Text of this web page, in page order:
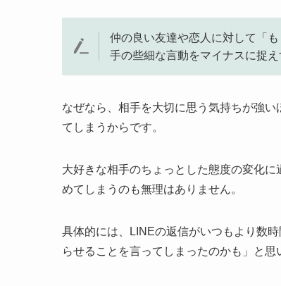
仲の良い友達や恋人に対して「
手の些細な言動をマイナスに捉
なぜなら、相手を大切に思う気持ちが強
てしまうからです。
大好きな相手のちょっとした態度の変化
めてしまうのも無理はありません。
具体的には、LINEの返信がいつもより数
らせることを言ってしまったのかも」と思